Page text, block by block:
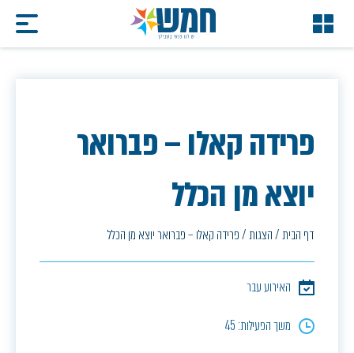
פרידה קאלו – פברואר
יוצא מן הכלל
דף הבית/הצגות/פרידה קאלו – פברואר יוצא מן הכלל
האירוע עבר
משך הפעילות: 45